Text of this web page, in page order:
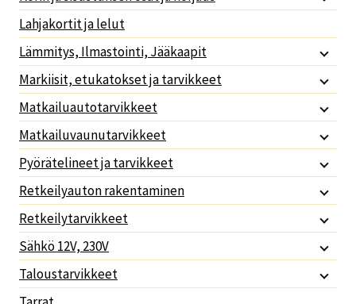
Lahjakortit ja lelut
Lämmitys, Ilmastointi, Jääkaapit
Markiisit, etukatokset ja tarvikkeet
Matkailuautotarvikkeet
Matkailuvaunutarvikkeet
Pyörätelineet ja tarvikkeet
Retkeilyauton rakentaminen
Retkeilytarvikkeet
Sähkö 12V, 230V
Taloustarvikkeet